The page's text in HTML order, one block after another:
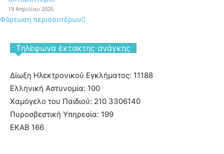
19 Απριλίου 2026
Φόρτωση περισσοτέρων
Tηλέφωνα έκτακτης ανάγκης
Δίωξη Ηλεκτρονικού Εγκλήματος: 11188
Ελληνική Αστυνομία: 100
Χαμόγελο του Παιδιού: 210 3306140
Πυροσβεστική Υπηρεσία: 199
ΕΚΑΒ 166